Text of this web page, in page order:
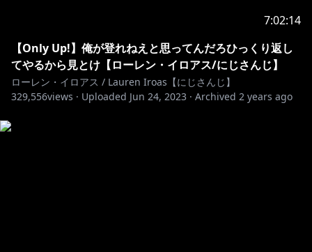
7:02:14
【Only Up!】俺が登れねえと思ってんだろひっくり返し
てやるから見とけ【ローレン・イロアス/にじさんじ】
ローレン・イロアス / Lauren Iroas【にじさんじ】
329,556views · Uploaded Jun 24, 2023 · Archived 2 years ago